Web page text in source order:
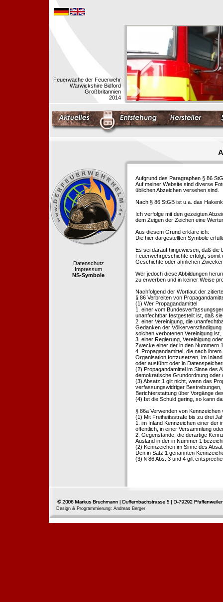
Feuerwache der Feuerwehr
Warwickshire Bidford
Großbritannien
2014
Datenschutz
Impressum
NS-Symbole
Aufgrund des Paragraphen § 86
Auf meiner Website sind diverse
üblichen Abzeichen versehen sind.
Nach § 86 StGB ist u.a. das
Ich verfolge mit den gezeigten
dem Zeigen der Zeichen eine
Aus diesem Grund erkläre ich:
Die hier dargestellten Symbole
Es sei darauf hingewiesen, daß die
Feuerwehrgeschichte erfolgt,
Geschichte oder ähnlichen
Wer jedoch diese Abbildungen
zu erwerben und in keiner Weise
Nachfolgend der Wortlaut der
§ 86 Verbreiten von
(1) Wer Propagandamittel
1. einer vom
unanfechtbar festgestellt ist, daß
2. einer Vereinigung, die
Gedanken der
solchen verbotenen Vereinigung ist,
3. einer Regierung, Vereinigung
Zwecke einer der in den Nummern
4. Propagandamittel, die nach
Organisation fortzusetzen, im
oder ausführt oder in
(2) Propagandamittel im Sinne des
demokratische Grundordnung oder
(3) Absatz 1 gilt nicht, wenn das
verfassungswidriger
Berichterstattung über Vorgänge
(4) Ist die Schuld gering, so kann
§ 86a Verwenden von
(1) Mit Freiheitsstrafe bis zu drei
1. im Inland Kennzeichen einer der
öffentlich, in einer Versammlung
2. Gegenstände, die derartige
Ausland in der in Nummer 1
(2) Kennzeichen im Sinne des
Den in Satz 1 genannten
(3) § 86 Abs. 3 und 4 gilt
Design & Programmierung: Andreas Berger